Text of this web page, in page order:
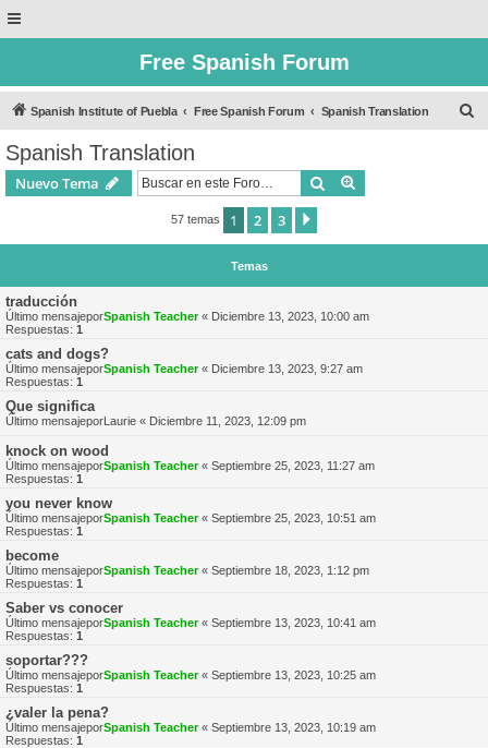
Free Spanish Forum
Spanish Institute of Puebla Free Spanish Forum Spanish Translation
Spanish Translation
Nuevo Tema Buscar
57 temas 1 2 3
Temas
traducción
Último mensajeporSpanish Teacher« Diciembre 13, 2023, 10:00 am
Respuestas: 1
cats and dogs?
Último mensajeporSpanish Teacher« Diciembre 13, 2023, 9:27 am
Respuestas: 1
Que significa
Último mensajeporLaurie « Diciembre 11, 2023, 12:09 pm
knock on wood
Último mensajeporSpanish Teacher« Septiembre 25, 2023, 11:27 am
Respuestas: 1
you never know
Último mensajeporSpanish Teacher« Septiembre 25, 2023, 10:51 am
Respuestas: 1
become
Último mensajeporSpanish Teacher« Septiembre 18, 2023, 1:12 pm
Respuestas: 1
Saber vs conocer
Último mensajeporSpanish Teacher« Septiembre 13, 2023, 10:41 am
Respuestas: 1
soportar???
Último mensajeporSpanish Teacher« Septiembre 13, 2023, 10:25 am
Respuestas: 1
¿valer la pena?
Último mensajeporSpanish Teacher« Septiembre 13, 2023, 10:19 am
Respuestas: 1